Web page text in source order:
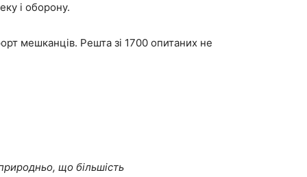
і оборону.
мешканців. Решта зі 1700 опитаних не
що більшість